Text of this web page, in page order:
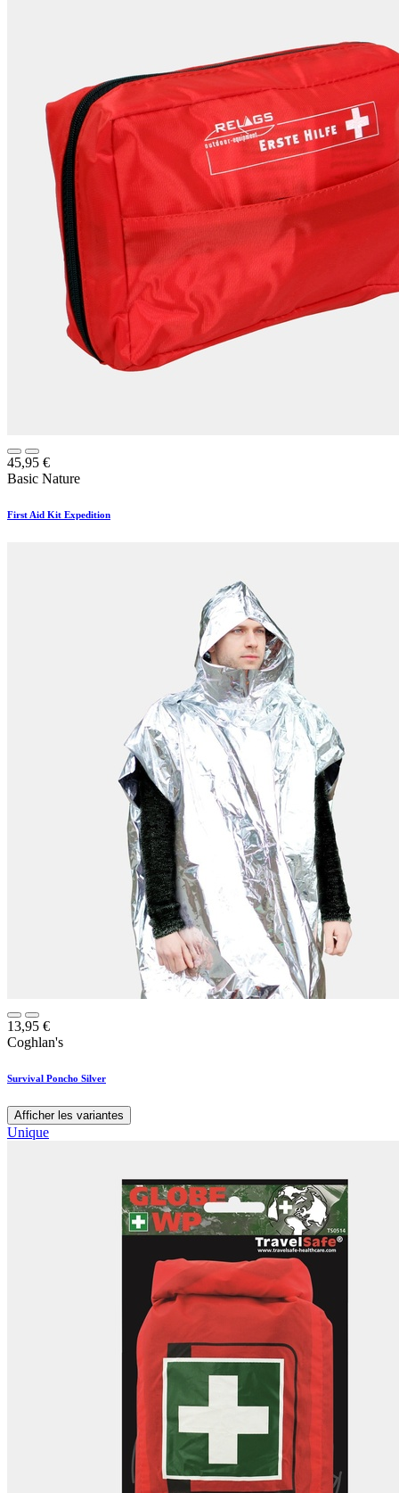
45,95 €
Basic Nature
First Aid Kit Expedition
13,95 €
Coghlan's
Survival Poncho Silver
Afficher les variantes
Unique